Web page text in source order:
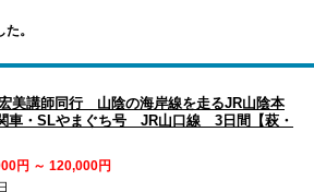
。
美講師同行 山陰の海岸線を走るJR山陰本
車・SLやまぐち号 JR山口線 3日間【萩・
円 ～ 120,000円